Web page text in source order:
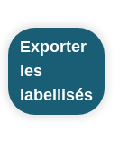
Exporter
les
labellisés